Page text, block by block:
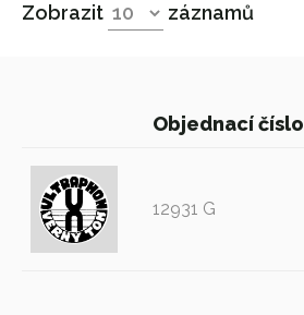
Zobrazit záznamů
Objednací číslo
12931 G